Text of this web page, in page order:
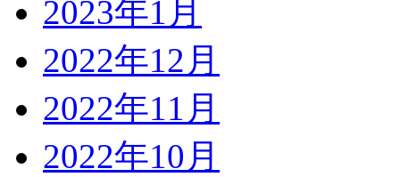
2023年1月
2022年12月
2022年11月
2022年10月